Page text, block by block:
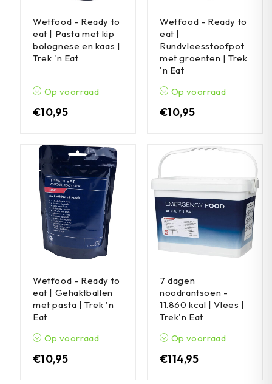
Wetfood - Ready to
eat | Pasta met kip
bolognese en kaas |
Trek 'n Eat
Op voorraad
€10,95
Wetfood - Ready to
eat |
Rundvleesstoofpot
met groenten | Trek
'n Eat
Op voorraad
€10,95
Wetfood - Ready to
eat | Gehaktballen
met pasta | Trek 'n
Eat
Op voorraad
€10,95
7 dagen
noodrantsoen -
11.860 kcal | Vlees |
Trek'n Eat
Op voorraad
€114,95